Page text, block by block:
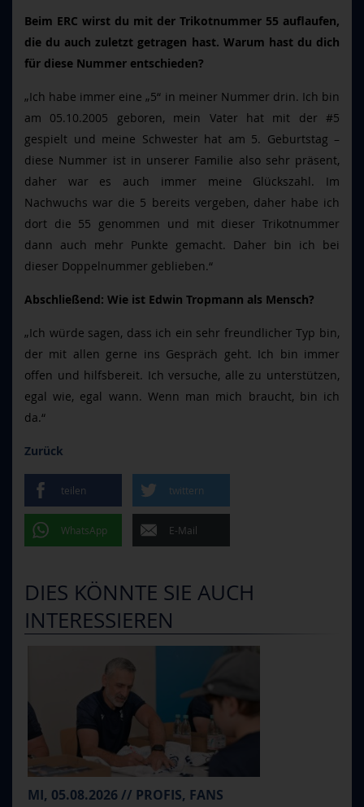
Beim ERC wirst du mit der Trikotnummer 55 auflaufen,
die du auch zuletzt getragen hast. Warum hast du dich
für diese Nummer entschieden?
„Ich habe immer eine „5“ in meiner Nummer drin. Ich bin
am 05.10.2005 geboren, mein Vater hat mit der #5
gespielt und meine Schwester hat am 5. Geburtstag –
diese Nummer ist in unserer Familie also sehr präsent,
daher war es auch immer meine Glückszahl. Im
Nachwuchs war die 5 bereits vergeben, daher habe ich
dort die 55 genommen und mit dieser Trikotnummer
dann auch mehr Punkte gemacht. Daher bin ich bei
dieser Doppelnummer geblieben.“
Abschließend: Wie ist Edwin Tropmann als Mensch?
„Ich würde sagen, dass ich ein sehr freundlicher Typ bin,
der mit allen gerne ins Gespräch geht. Ich bin immer
offen und hilfsbereit. Ich versuche, alle zu unterstützen,
egal wie, egal wann. Wenn man mich braucht, bin ich
da.“
Zurück
teilen twittern
WhatsApp E-Mail
DIES KÖNNTE SIE AUCH
INTERESSIEREN
MI, 05.08.2026 // PROFIS, FANS